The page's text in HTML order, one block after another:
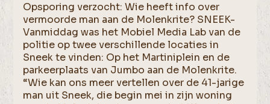
Opsporing verzocht: Wie heeft info over
vermoorde man aan de Molenkrite? SNEEK-
Vanmiddag was het Mobiel Media Lab van de
politie op twee verschillende locaties in
Sneek te vinden: Op het Martiniplein en de
parkeerplaats van Jumbo aan de Molenkrite.
“Wie kan ons meer vertellen over de 41-jarige
man uit Sneek, die begin mei in zijn woning